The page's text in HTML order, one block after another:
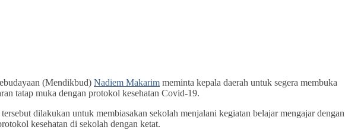
(Mendikbud) Nadiem Makarim meminta kepala daerah untuk segera membuka
tatap muka dengan protokol kesehatan Covid-19.
dilakukan untuk membiasakan sekolah menjalani kegiatan belajar mengajar dengan
kesehatan di sekolah dengan ketat.